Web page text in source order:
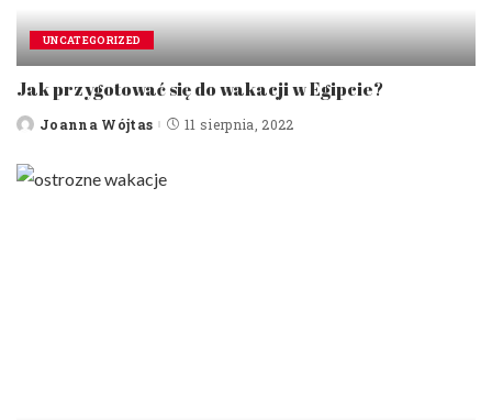
UNCATEGORIZED
Jak przygotować się do wakacji w Egipcie?
PostedJoanna Wójtas 11 sierpnia, 2022